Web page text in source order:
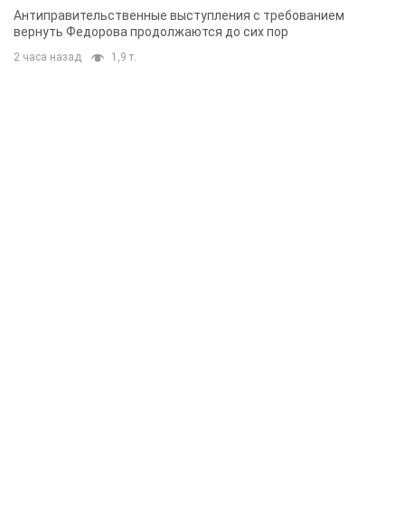
Антиправительственные выступления с требованием
вернуть Федорова продолжаются до сих пор
2 часа назад 1,9 т.